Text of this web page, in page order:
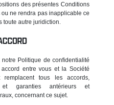
des présentes Conditions
ne rendra pas inapplicable ce
toute autre juridiction.
Politique de confidentialité
entre vous et la Société
tous les accords,
et garanties antérieurs et
concernant ce sujet.